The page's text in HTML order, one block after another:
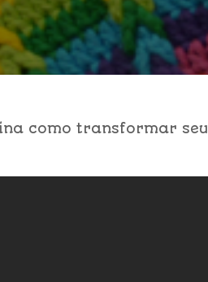
como transformar